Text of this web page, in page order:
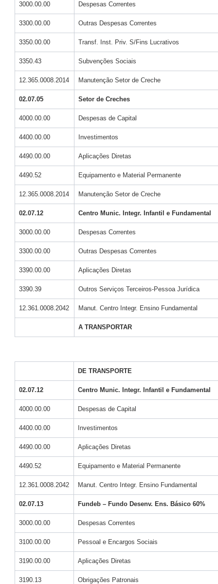
3000.00.00 Despesas Correntes
3300.00.00 Outras Despesas Correntes
3350.00.00 Transf. Inst. Priv. S/Fins Lucrativos
3350.43 Subvenções Sociais
12.365.0008.2014 Manutenção Setor de Creche
02.07.05 Setor de Creches
4000.00.00 Despesas de Capital
4400.00.00 Investimentos
4490.00.00 Aplicações Diretas
4490.52 Equipamento e Material Permanente
12.365.0008.2014 Manutenção Setor de Creche
02.07.12 Centro Munic. Integr. Infantil e Fundamental
3000.00.00 Despesas Correntes
3300.00.00 Outras Despesas Correntes
3390.00.00 Aplicações Diretas
3390.39 Outros Serviços Terceiros-Pessoa Jurídica
12.361.0008.2042 Manut. Centro Integr. Ensino Fundamental
A TRANSPORTAR
DE TRANSPORTE
02.07.12 Centro Munic. Integr. Infantil e Fundamental
4000.00.00 Despesas de Capital
4400.00.00 Investimentos
4490.00.00 Aplicações Diretas
4490.52 Equipamento e Material Permanente
12.361.0008.2042 Manut. Centro Integr. Ensino Fundamental
02.07.13 Fundeb – Fundo Desenv. Ens. Básico 60%
3000.00.00 Despesas Correntes
3100.00.00 Pessoal e Encargos Sociais
3190.00.00 Aplicações Diretas
3190.13 Obrigações Patronais